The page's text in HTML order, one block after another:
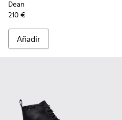
Dean
210 €
Añadir